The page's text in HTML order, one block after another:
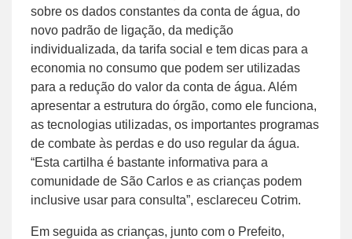
sobre os dados constantes da conta de água, do
novo padrão de ligação, da medição
individualizada, da tarifa social e tem dicas para a
economia no consumo que podem ser utilizadas
para a redução do valor da conta de água. Além
apresentar a estrutura do órgão, como ele funciona,
as tecnologias utilizadas, os importantes programas
de combate às perdas e do uso regular da água.
“Esta cartilha é bastante informativa para a
comunidade de São Carlos e as crianças podem
inclusive usar para consulta”, esclareceu Cotrim.
Em seguida as crianças, junto com o Prefeito,